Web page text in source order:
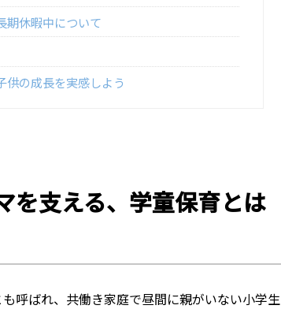
期休暇中について
供の成長を実感しよう
を支える、学童保育とは
呼ばれ、共働き家庭で昼間に親がいない小学生